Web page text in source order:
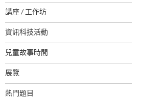
講座 / 工作坊
資訊科技活動
兒童故事時間
展覽
熱門題目